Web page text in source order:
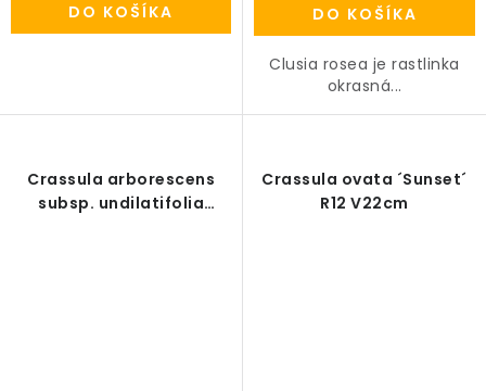
DO KOŠÍKA DO KOŠÍKA
Clusia rosea je rastlinka
okrasná...
Crassula arborescens
subsp. undilatifolia
Crassula ovata ´Sunset´
R12 V22cm